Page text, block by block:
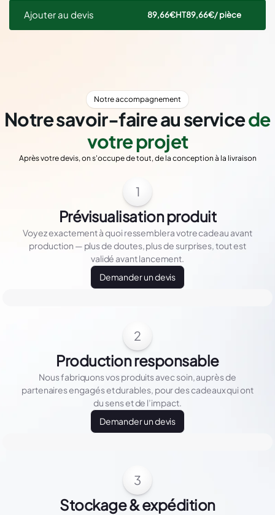
Ajouter au devis 89,66€HT89,66€/ pièce
Notre accompagnement
Notre savoir-faire au servicede
votre projet
Après votre devis, on s'occupe de tout, de la conception à la livraison
1
Prévisualisation produit
Voyez exactement à quoi ressemblera votre cadeau avant
production — plus de doutes, plus de surprises, tout est
validé avant lancement.
Demander un devis
2
Production responsable
Nous fabriquons vos produits avec soin, auprès de
partenaires engagés et durables, pour des cadeaux qui ont
du sens et de l’impact.
Demander un devis
3
Stockage & expédition